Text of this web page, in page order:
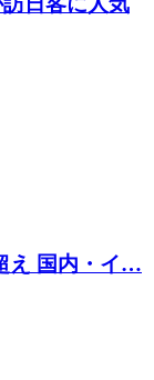
え 国内・イ…